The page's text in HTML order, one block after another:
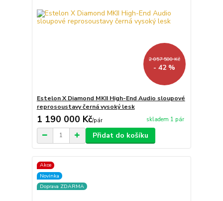
2 057 500 Kč
- 42 %
Estelon X Diamond MKII High-End Audio sloupové
reprosoustavy černá vysoký lesk
1 190 000 Kč/pár skladem 1 pár
Přidat do košíku
Akce
Novinka
Doprava ZDARMA